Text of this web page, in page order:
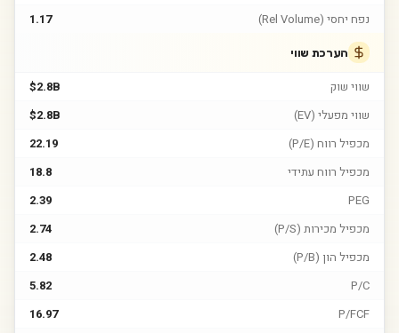
נפח יחסי (Rel Volume)
1.17
הערכת שווי
שווי שוק
$2.8B
שווי מפעלי (EV)
$2.8B
מכפיל רווח (P/E)
22.19
מכפיל רווח עתידי
18.8
PEG
2.39
מכפיל מכירות (P/S)
2.74
מכפיל הון (P/B)
2.48
P/C
5.82
P/FCF
16.97